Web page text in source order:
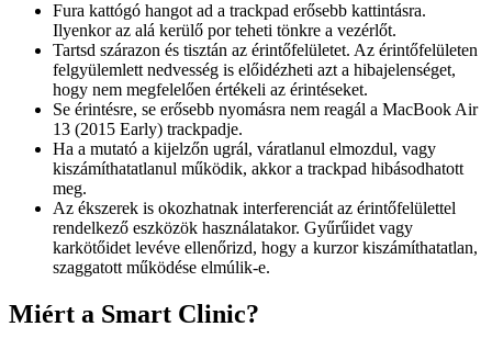
Fura kattógó hangot ad a trackpad erősebb kattintásra.
Ilyenkor az alá kerülő por teheti tönkre a vezérlőt.
Tartsd szárazon és tisztán az érintőfelületet. Az érintőfelületen
felgyülemlett nedvesség is előidézheti azt a hibajelenséget,
hogy nem megfelelően értékeli az érintéseket.
Se érintésre, se erősebb nyomásra nem reagál a MacBook Air
13 (2015 Early) trackpadje.
Ha a mutató a kijelzőn ugrál, váratlanul elmozdul, vagy
kiszámíthatatlanul működik, akkor a trackpad hibásodhatott
meg.
Az ékszerek is okozhatnak interferenciát az érintőfelülettel
rendelkező eszközök használatakor. Gyűrűidet vagy
karkötőidet levéve ellenőrizd, hogy a kurzor kiszámíthatatlan,
szaggatott működése elmúlik-e.
Miért a Smart Clinic?